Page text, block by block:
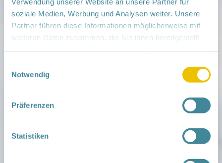
soziale Medien, Werbung und Analysen weiter. Unsere
Partner führen diese Informationen möglicherweise mit
weiteren Daten zusammen, die Sie ihnen bereitgestellt
Notwendig
Präferenzen
Statistiken
› Zum Regionalnetzwerk ...
iCal•Google Calendar
Infos für Familien
Zu deiner Region